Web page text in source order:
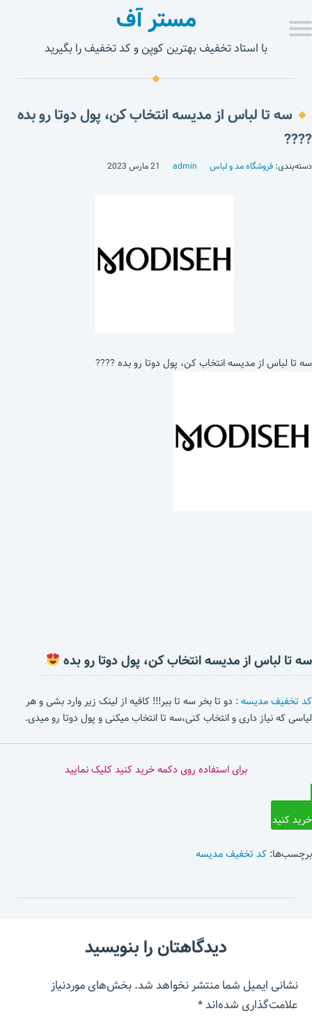
مستر آف
با استاد تخفیف بهترین کوپن و کد تخفیف را بگیرید
سه تا لباس از مدیسه انتخاب کن، پول دوتا رو بده
????
دسته‌بندی: فروشگاه مد و لباس admin 21 مارس 2023
سه تا لباس از مدیسه انتخاب کن، پول دوتا رو بده ????
سه تا لباس از مدیسه انتخاب کن، پول دوتا رو بده
کد تخفیف مدیسه: دو تا بخر سه تا ببر!!! کافیه از لینک زیر وارد بشی و هر
لیاسی که نیاز داری و انتخاب کنی،سه تا انتخاب میکنی و پول دوتا رو میدی.
برای استفاده روی دکمه خرید کنید کلیک نمایید
خرید کنید
برچسب‌ها: کد تخفیف مدیسه
دیدگاهتان را بنویسید
نشانی ایمیل شما منتشر نخواهد شد.بخش‌های موردنیاز
علامت‌گذاری شده‌اند*